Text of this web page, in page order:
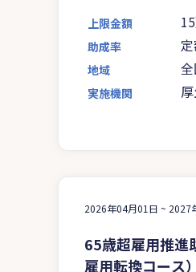
上限金額
助成率
地域
実施機関
2026年04月01日 ~ 2027
65歳超雇用推進
雇用転換コース）